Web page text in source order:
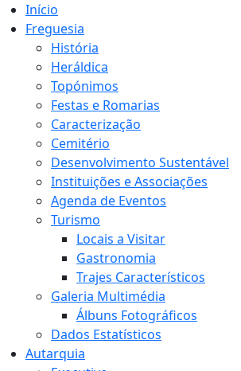
Início
Freguesia
História
Heráldica
Topónimos
Festas e Romarias
Caracterização
Cemitério
Desenvolvimento Sustentável
Instituições e Associações
Agenda de Eventos
Turismo
Locais a Visitar
Gastronomia
Trajes Característicos
Galeria Multimédia
Álbuns Fotográficos
Dados Estatísticos
Autarquia